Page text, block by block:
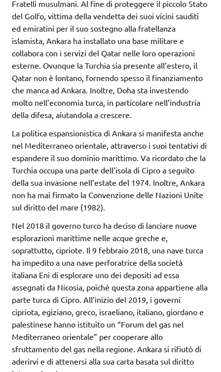
Fratelli musulmani. Al fine di proteggere il piccolo Stato
del Golfo, vittima della vendetta dei suoi vicini sauditi
ed emiratini per il suo sostegno alla fratellanza
islamista, Ankara ha installato una base militare e
collabora con i servizi del Qatar nelle loro operazioni
esterne. Ovunque la Turchia sia presente all’estero, il
Qatar non è lontano, fornendo spesso il finanziamento
che manca ad Ankara. Inoltre, Doha sta investendo
molto nell’economia turca, in particolare nell’industria
della difesa, aiutandola a crescere.
La politica espansionistica di Ankara si manifesta anche
nel Mediterraneo orientale, attraverso i suoi tentativi di
espandere il suo dominio marittimo. Va ricordato che la
Turchia occupa una parte dell’isola di Cipro a seguito
della sua invasione nell’estate del 1974. Inoltre, Ankara
non ha mai firmato la Convenzione delle Nazioni Unite
sul diritto del mare (1982).
Nel 2018 il governo turco ha deciso di lanciare nuove
esplorazioni marittime nelle acque greche e,
soprattutto, cipriote. Il 9 febbraio 2018, una nave turca
ha impedito a una nave perforatrice della società
italiana Eni di esplorare uno dei depositi ad essa
assegnati da Nicosia, poiché questa zona appartiene alla
parte turca di Cipro. All’inizio del 2019, i governi
cipriota, egiziano, greco, israeliano, italiano, giordano e
palestinese hanno istituito un “Forum del gas nel
Mediterraneo orientale” per cooperare allo
sfruttamento del gas nella regione. Ankara si rifiutò di
aderirvi e di attenersi alla sua carta basata sul diritto